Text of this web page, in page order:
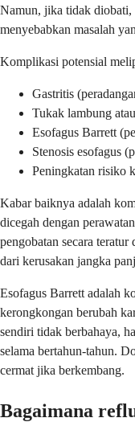
Namun, jika tidak diobati,
menyebabkan masalah
Komplikasi potensial
Gastritis
Tukak lambung
Esofagus Barrett
Stenosis esofagus
Peningkatan risiko
Kabar baiknya adalah
dicegah dengan
pengobatan secara
dari kerusakan jangka
Esofagus Barrett adalah
kerongkongan berubah
sendiri tidak berbahaya,
selama bertahun-tahun.
cermat jika berkembang.
Bagaimana